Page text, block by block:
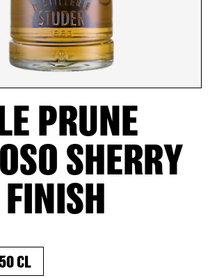
PRUNE
SHERRY
50 CL